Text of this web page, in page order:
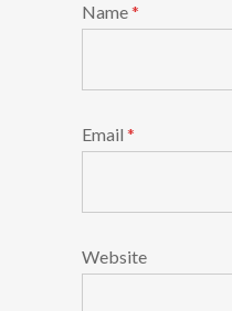
Name*
Email *
Website